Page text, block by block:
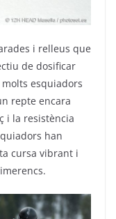
i relleus que
de dosificar
molts esquiadors
repte encara
i la resistència
han
cursa vibrant i